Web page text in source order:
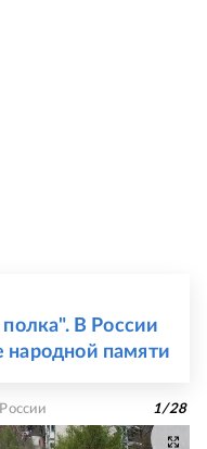
полка". В России
народной памяти
1/28